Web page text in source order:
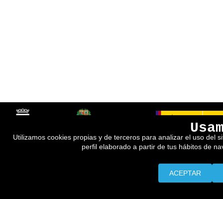
Utilizamos cookies propias y de terceros para analizar el uso del
perfil elaborado a partir de tus hábitos de
ACEPTAR